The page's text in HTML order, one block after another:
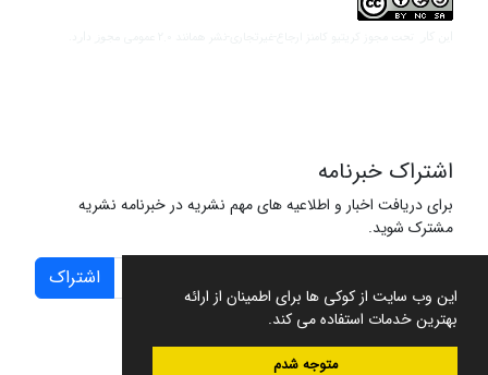
این وب سایت از کوکی ها برای اطمینان از ارائه
بهترین خدمات استفاده می کند.
متوجه شدم
اشتراک خبرنامه
برای دریافت اخبار و اطلاعیه های مهم نشریه در خبرنامه نشریه
مشترک شوید.
اشتراک